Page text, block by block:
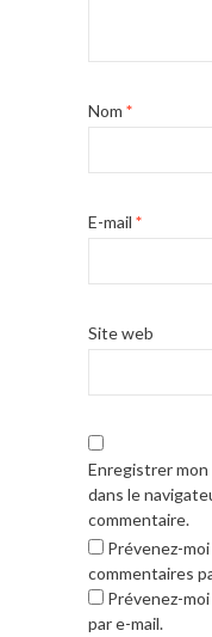
Nom *
E-mail *
Site web
Enregistrer mon
dans le
commentaire.
Prévenez-
commentaires
Prévenez-
par e-mail.